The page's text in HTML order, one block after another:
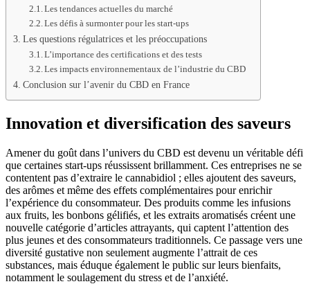
Les tendances actuelles du marché
Les défis à surmonter pour les start-ups
Les questions régulatrices et les préoccupations
L’importance des certifications et des tests
Les impacts environnementaux de l’industrie du CBD
Conclusion sur l’avenir du CBD en France
Innovation et diversification des saveurs
Amener du goût dans l’univers du CBD est devenu un véritable défi
que certaines start-ups réussissent brillamment. Ces entreprises ne se
contentent pas d’extraire le cannabidiol ; elles ajoutent des saveurs,
des arômes et même des effets complémentaires pour enrichir
l’expérience du consommateur. Des produits comme les infusions
aux fruits, les bonbons gélifiés, et les extraits aromatisés créent une
nouvelle catégorie d’articles attrayants, qui captent l’attention des
plus jeunes et des consommateurs traditionnels. Ce passage vers une
diversité gustative non seulement augmente l’attrait de ces
substances, mais éduque également le public sur leurs bienfaits,
notamment le soulagement du stress et de l’anxiété.